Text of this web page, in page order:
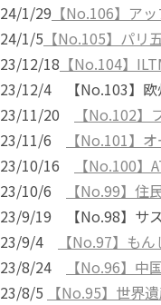
24/1/29 【No.106】ア
24/1/5 【No.105】パリ
23/12/18 【No.104】
23/12/4 【No.103】欧
23/11/20
【No.102
23/11/6
【No.101】
23/10/16
【No.100】
23/10/6
【No.99】住
23/9/19 【No.98】サ
23/9/4
【No.97】も
23/8/24
【No.96】中
23/8/5
【No.95】世界